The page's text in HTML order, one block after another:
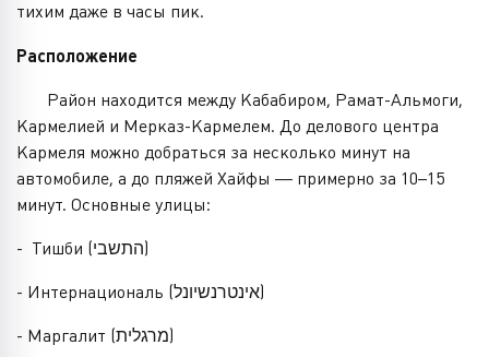
тихим даже в часы пик.
Расположение
Район находится между Кабабиром, Рамат-Альмоги,
Кармелией и Мерказ-Кармелем. До делового центра
Кармеля можно добраться за несколько минут на
автомобиле, а до пляжей Хайфы — примерно за 10–15
минут. Основные улицы:
- Тишби (התשבי)
- Интернациональ (אינטרנשיונל)
- Маргалит (מרגלית)